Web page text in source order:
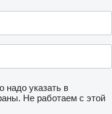
надо указать в
Не работаем с этой